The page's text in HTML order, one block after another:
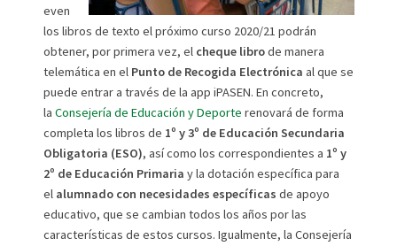
even
los libros de texto el próximo curso 2020/21 podrán
obtener, por primera vez, el cheque librode manera
telemática en el Punto de Recogida Electrónica al que se
puede entrar a través de la app iPASEN. En concreto,
la Consejería de Educación y Deporte renovará de forma
completa los libros de 1º y 3º de Educación Secundaria
Obligatoria (ESO), así como los correspondientes a 1º y
2º de Educación Primaria y la dotación específica para
el alumnado con necesidades específicas de apoyo
educativo, que se cambian todos los años por las
características de estos cursos. Igualmente, la Consejería